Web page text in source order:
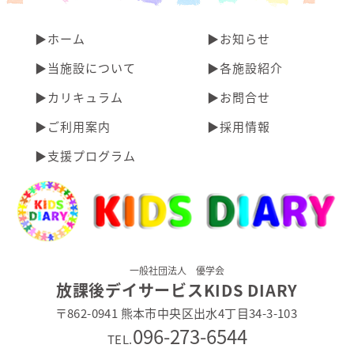
▶︎ホーム
▶︎当施設について
▶︎カリキュラム
▶︎ご利用案内
▶︎支援プログラム
▶︎お知らせ
▶︎各施設紹介
▶︎お問合せ
▶︎採用情報
一般社団法人 優学会
放課後デイサービスKIDS DIARY
〒862-0941 熊本市中央区出水4丁目34-3-103
TEL.096-273-6544